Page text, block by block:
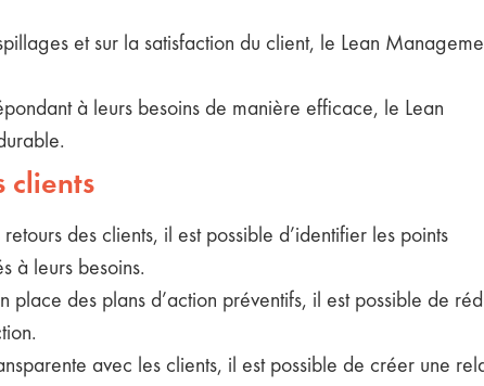
et sur la satisfaction du client, le Lean
à leurs besoins de manière efficace, le Lean
clients
des clients, il est possible d’identifier les points
à leurs besoins.
place des plans d’action préventifs, il est possible de
avec les clients, il est possible de créer une